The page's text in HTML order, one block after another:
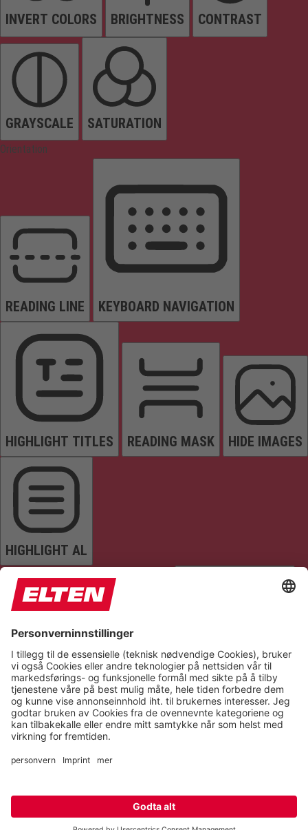
INVERT COLORS BRIGHTNESS CONTRAST
GRAYSCALE SATURATION
Orientation
READING LINE KEYBOARD NAVIGATION
HIGHLIGHT TITLES READING MASK HIDE IMAGES
HIGHLIGHT AL
READ PAGE MUTE SOUNDS STOP ANIMATIONS
Reset Settings